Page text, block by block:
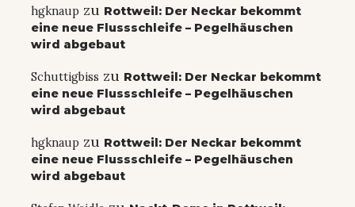
hgknaup zu Rottweil: Der Neckar bekommt
eine neue Flussschleife – Pegelhäuschen
wird abgebaut
Schuttigbiss zu Rottweil: Der Neckar bekommt
eine neue Flussschleife – Pegelhäuschen
wird abgebaut
hgknaup zu Rottweil: Der Neckar bekommt
eine neue Flussschleife – Pegelhäuschen
wird abgebaut